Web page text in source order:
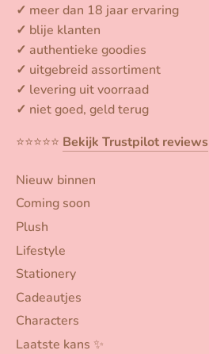
✓ meer dan 18 jaar ervaring
✓ blije klanten
✓ authentieke goodies
✓ uitgebreid assortiment
✓ levering uit voorraad
✓ niet goed, geld terug
⭐️⭐️⭐️⭐️⭐️ Bekijk Trustpilot reviews
Nieuw binnen
Coming soon
Plush
Lifestyle
Stationery
Cadeautjes
Characters
Laatste kans ✨